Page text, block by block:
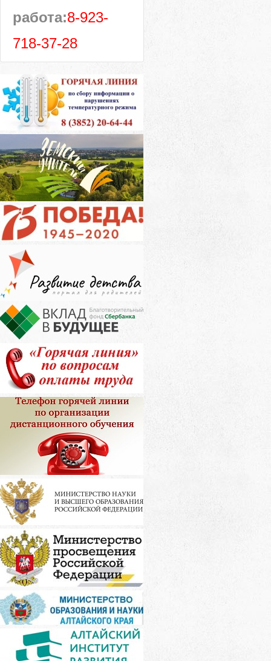
работа:8-923-
718-37-28